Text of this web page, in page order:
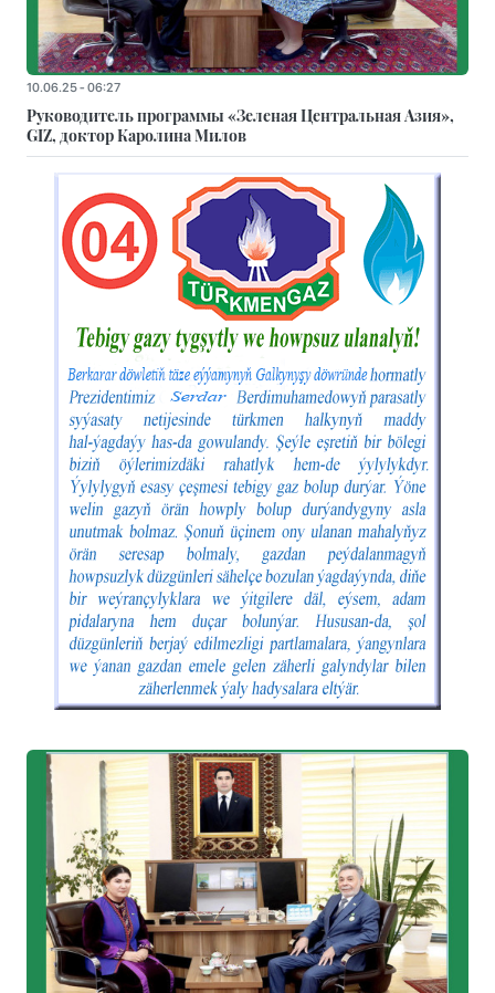
10.06.25 - 06:27
Руководитель программы «Зеленая Центральная Азия»,
GIZ, доктор Каролина Милов